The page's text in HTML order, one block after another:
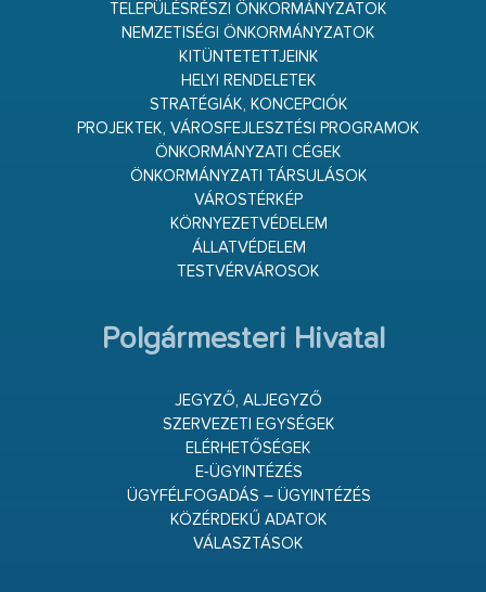
TELEPÜLÉSRÉSZI ÖNKORMÁNYZATOK
NEMZETISÉGI ÖNKORMÁNYZATOK
KITÜNTETETTJEINK
HELYI RENDELETEK
STRATÉGIÁK, KONCEPCIÓK
PROJEKTEK, VÁROSFEJLESZTÉSI PROGRAMOK
ÖNKORMÁNYZATI CÉGEK
ÖNKORMÁNYZATI TÁRSULÁSOK
VÁROSTÉRKÉP
KÖRNYEZETVÉDELEM
ÁLLATVÉDELEM
TESTVÉRVÁROSOK
Polgármesteri Hivatal
JEGYZŐ, ALJEGYZŐ
SZERVEZETI EGYSÉGEK
ELÉRHETŐSÉGEK
E-ÜGYINTÉZÉS
ÜGYFÉLFOGADÁS – ÜGYINTÉZÉS
KÖZÉRDEKŰ ADATOK
VÁLASZTÁSOK